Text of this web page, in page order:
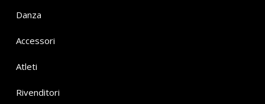
Danza
Accessori
Atleti
Rivenditori